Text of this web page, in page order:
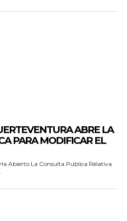
ABRE LA
PARA MODIFICAR EL
Abierto La Consulta Pública Relativa